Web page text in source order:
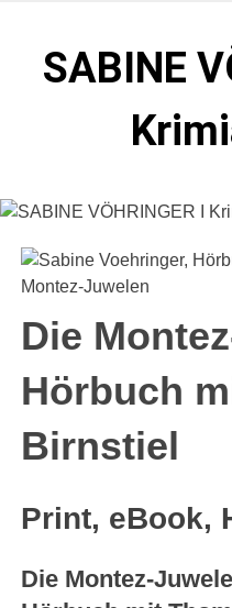
springenSABINE
Vordergrund steht.
Die
Hörbuch
Birnstiel
Print, eBook,
Die Montez-